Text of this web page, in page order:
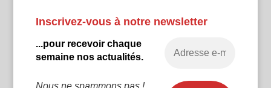
Inscrivez-vous à notre newsletter
...pour recevoir chaque
semaine nos actualités.
Nous ne spammons pas !